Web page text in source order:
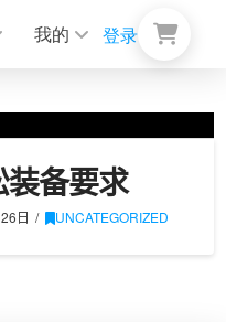
我的 登录
备要求
日 UNCATEGORIZED